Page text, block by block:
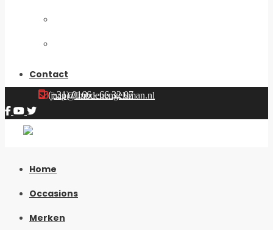
Contact
(+31) 0166 - 66 32 07
jaap@lmbdenengelsman.nl
Home
Occasions
Merken